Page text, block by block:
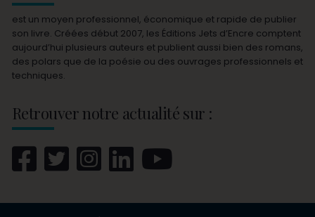
est un moyen professionnel, économique et rapide de publier
son livre. Créées début 2007, les Éditions Jets d’Encre comptent
aujourd’hui plusieurs auteurs et publient aussi bien des romans,
des polars que de la poésie ou des ouvrages professionnels et
techniques.
Retrouver notre actualité sur :